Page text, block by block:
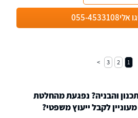
אלי055-4533108
1
2
3
והבניה? נפגעת מהחלטת
לקבל ייעוץ משפטי?